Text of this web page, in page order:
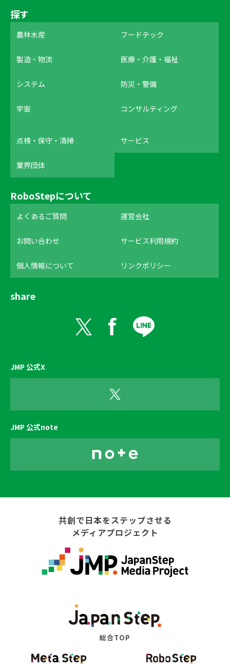
探す
農林水産 フードテック
製造・物流 医療・介護・福祉
システム 防災・警備
宇宙 コンサルティング
点検・保守・清掃 サービス
業界団体
RoboStepについて
よくあるご質問 運営会社
お問い合わせ サービス利用規約
個人情報について リンクポリシー
share
JMP 公式X
JMP 公式note
共創で日本をステップさせる
メディアプロジェクト
総合TOP